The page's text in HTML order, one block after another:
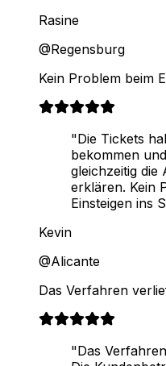
Rasine
@Regensburg
Kein Problem beim
"Die Tickets
bekommen
gleichzeitig die
erklären. Kein
Einsteigen ins
Kevin
@Alicante
Das Verfahren
"Das